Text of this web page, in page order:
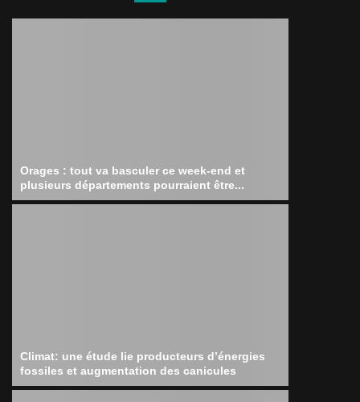
Orages : tout va basculer ce week-end et
plusieurs départements pourraient être...
Climat: une étude lie producteurs d’énergies
fossiles et augmentation des canicules